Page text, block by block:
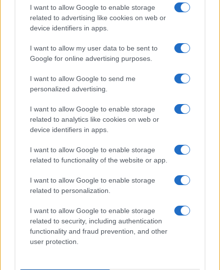
I want to allow Google to enable storage
related to advertising like cookies on web or
device identifiers in apps.
I want to allow my user data to be sent to
Google for online advertising purposes.
I want to allow Google to send me
personalized advertising.
I want to allow Google to enable storage
related to analytics like cookies on web or
device identifiers in apps.
I want to allow Google to enable storage
related to functionality of the website or app.
I want to allow Google to enable storage
related to personalization.
I want to allow Google to enable storage
related to security, including authentication
functionality and fraud prevention, and other
user protection.
Puoi effettuare l'accesso andando nella
sezioneLogin dal menù del sito o
Comune Di Olbia
Rissa Olbia
Inviaci le tue segnalazioni,
i tuoi video e le tue foto
Su WhatsApp al numero +39
345 356 7512
Notizie in tempo reale?
Entra nel canale telegram di
GalluraOggi.it